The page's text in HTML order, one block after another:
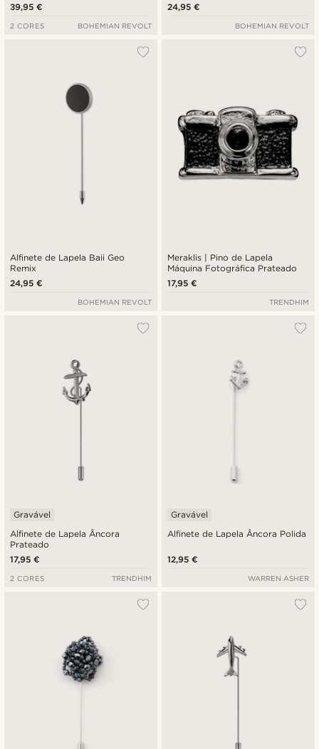
39,95 €
2 CORES BOHEMIAN REVOLT
24,95 €
BOHEMIAN REVOLT
Alfinete de Lapela Baii Geo
Remix
24,95 €
BOHEMIAN REVOLT
Meraklis | Pino de Lapela
Máquina Fotográfica Prateado
17,95 €
TRENDHIM
Alfinete de Lapela Âncora
Prateado
Gravável
17,95 €
2 CORES TRENDHIM
Alfinete de Lapela Âncora Polida
Gravável
12,95 €
WARREN ASHER